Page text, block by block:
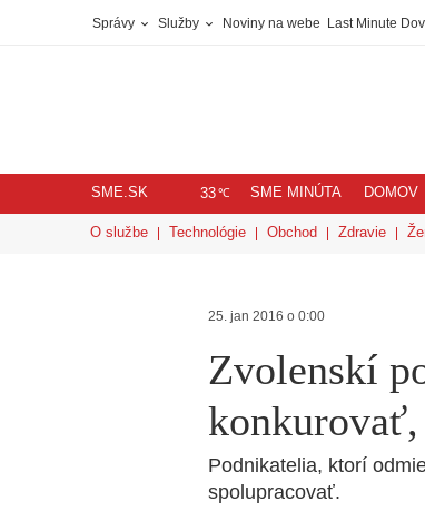
Správy Služby Noviny na webe Last Minute
SME.SK 33℃ SME MINÚTA DOMOV
O službe Technológie Obchod Zdravie
25. jan 2016 o 0:00
Zvolenskí
Podnikatelia, ktorí
spolupracovať.